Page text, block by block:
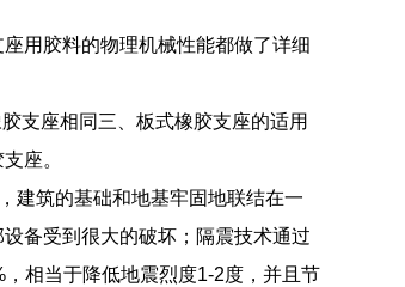
用胶料的物理机械性能都做了详细
支座相同三、板式橡胶支座的适用
座。
建筑的基础和地基牢固地联结在一
备受到很大的破坏；隔震技术通过
相当于降低地震烈度1-2度，并且节